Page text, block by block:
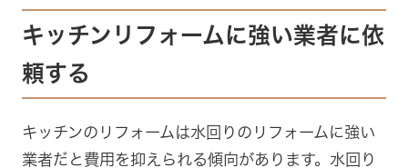
キッチンリフォームに強い業者に依
頼する
キッチンのリフォームは水回りのリフォームに強い
業者だと費用を抑えられる傾向があります。水回り